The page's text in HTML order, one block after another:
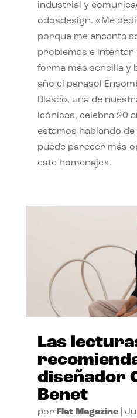
industrial y
odosdesign. «Me
porque me encanta
problemas e
forma más sencilla y
año el parasol
Blasco, una de
icónicas, celebra 20
estamos hablando
puede parecer más
este homenaje».
Las
diseñador
Benet
por Flat Magazine|